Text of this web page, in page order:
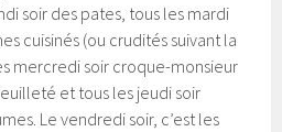
soir des pates, tous les mardi
cuisinés (ou crudités suivant la
mercredi soir croque-monsieur
et tous les jeudi soir
Le vendredi soir, c’est les